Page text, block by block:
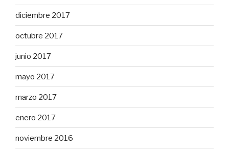
diciembre 2017
octubre 2017
junio 2017
mayo 2017
marzo 2017
enero 2017
noviembre 2016